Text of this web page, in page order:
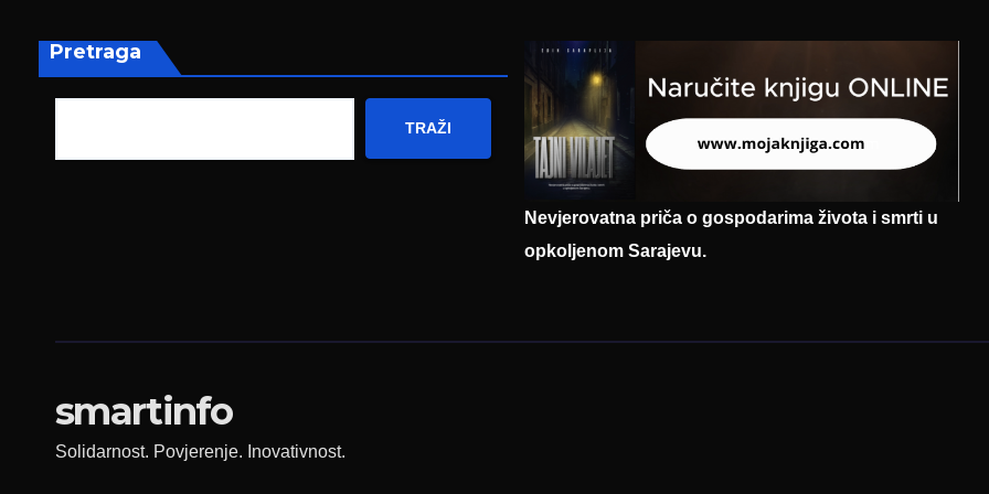
Pretraga
TRAŽI
Nevjerovatna priča o gospodarima života i smrti u
opkoljenom Sarajevu.
smartinfo
Solidarnost. Povjerenje. Inovativnost.